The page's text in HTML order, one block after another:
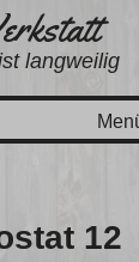
langweilig
12